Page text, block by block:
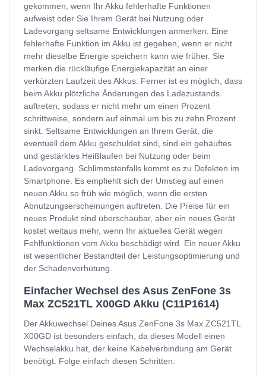
gekommen, wenn Ihr Akku fehlerhafte Funktionen
aufweist oder Sie Ihrem Gerät bei Nutzung oder
Ladevorgang seltsame Entwicklungen anmerken. Eine
fehlerhafte Funktion im Akku ist gegeben, wenn er nicht
mehr dieselbe Energie speichern kann wie früher. Sie
merken die rückläufige Energiekapazität an einer
verkürzten Laufzeit des Akkus. Ferner ist es möglich, dass
beim Akku plötzliche Änderungen des Ladezustands
auftreten, sodass er nicht mehr um einen Prozent
schrittweise, sondern auf einmal um bis zu zehn Prozent
sinkt. Seltsame Entwicklungen an Ihrem Gerät, die
eventuell dem Akku geschuldet sind, sind ein gehäuftes
und gestärktes Heißlaufen bei Nutzung oder beim
Ladevorgang. Schlimmstenfalls kommt es zu Defekten im
Smartphone. Es empfiehlt sich der Umstieg auf einen
neuen Akku so früh wie möglich, wenn die ersten
Abnutzungserscheinungen auftreten. Die Preise für ein
neues Produkt sind überschaubar, aber ein neues Gerät
kostet weitaus mehr, wenn Ihr aktuelles Gerät wegen
Fehlfunktionen vom Akku beschädigt wird. Ein neuer Akku
ist wesentlicher Bestandteil der Leistungsoptimierung und
der Schadenverhütung.
Einfacher Wechsel des Asus ZenFone 3s
Max ZC521TL X00GD Akku (C11P1614)
Der Akkuwechsel Deines Asus ZenFone 3s Max ZC521TL
X00GD ist besonders einfach, da dieses Modell einen
Wechselakku hat, der keine Kabelverbindung am Gerät
benötigt. Folge einfach diesen Schritten: